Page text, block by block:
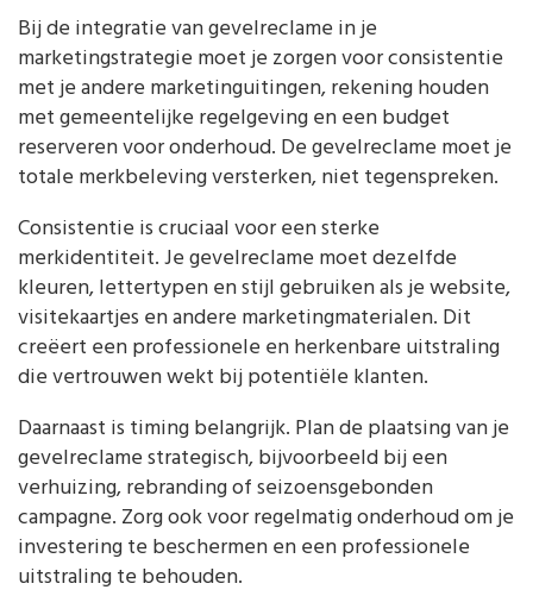
Bij de integratie van gevelreclame in je
marketingstrategie moet je zorgen voor consistentie
met je andere marketinguitingen, rekening houden
met gemeentelijke regelgeving en een budget
reserveren voor onderhoud. De gevelreclame moet je
totale merkbeleving versterken, niet tegenspreken.
Consistentie is cruciaal voor een sterke
merkidentiteit. Je gevelreclame moet dezelfde
kleuren, lettertypen en stijl gebruiken als je website,
visitekaartjes en andere marketingmaterialen. Dit
creëert een professionele en herkenbare uitstraling
die vertrouwen wekt bij potentiële klanten.
Daarnaast is timing belangrijk. Plan de plaatsing van je
gevelreclame strategisch, bijvoorbeeld bij een
verhuizing, rebranding of seizoensgebonden
campagne. Zorg ook voor regelmatig onderhoud om je
investering te beschermen en een professionele
uitstraling te behouden.